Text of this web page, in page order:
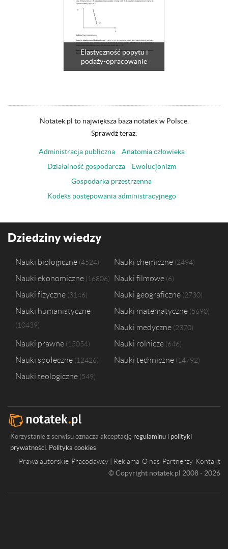
Elastyczność popytu i
podaży-opracowanie
Notatek.pl to największa baza notatek w Polsce.
Sprawdź teraz:
Administracja publiczna
Anatomia człowieka
Działalność gospodarcza
Ewolucjonizm
Gospodarka przestrzenna
Kodeks postępowania administracyjnego
Dziedziny wiedzy
Nauki biologiczne 4524 Nauki chemiczne 2494
Nauki ekonomiczne 16806 Nauki filmowe 6
Nauki fizyczne 3146 Nauki geograficzne 2730
Nauki humanistyczne
10439
Nauki matematyczne 5690
Nauki medyczne 2370
Nauki prawne 15054 Nauki rolnicze 646
Nauki społeczne 12426 Nauki techniczne 14792
Nauki teologiczne 549
Korzystanie z serwisu oznacza akceptację regulaminu i polityki
prywatności. Polityka cookies
Prawa autorskie Pracodawcy | Reklama O nas Partnerzy Kontakt
© Copyright notatek.pl 2008 - 2026